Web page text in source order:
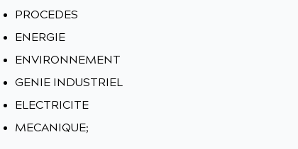
PROCEDES
ENERGIE
ENVIRONNEMENT
GENIE INDUSTRIEL
ELECTRICITE
MECANIQUE;